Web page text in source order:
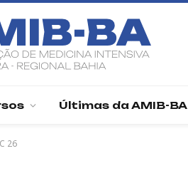
Últimas da AMIB-BA
26